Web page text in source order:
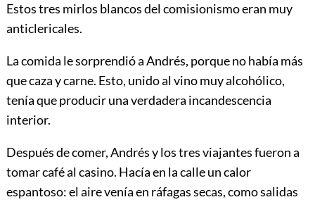
Estos tres mirlos blancos del comisionismo eran muy
anticlericales.
La comida le sorprendió a Andrés, porque no había más
que caza y carne. Esto, unido al vino muy alcohólico,
tenía que producir una verdadera incandescencia
interior.
Después de comer, Andrés y los tres viajantes fueron a
tomar café al casino. Hacía en la calle un calor
espantoso: el aire venía en ráfagas secas, como salidas